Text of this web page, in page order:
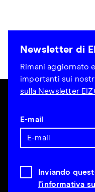
Newsletter di
Rimani aggiornato
importanti sui
sulla Newsletter
E-mail
Inviando
l'informativa